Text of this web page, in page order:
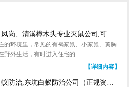
塘厦、凤岗、清溪樟木头专业灭鼠公司,可配合验厂
的环境里，常见的有褐家鼠、小家鼠、黄胸
野外生活，有时进入住宅的......
【详细内容】
东坑白蚁防治,东坑白蚁防治公司（正规资质公司）